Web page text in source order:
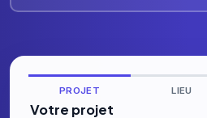
PROJET LIEU
Votre projet